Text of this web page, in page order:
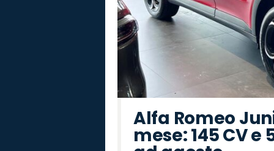
Alfa Romeo
mese: 145 CV